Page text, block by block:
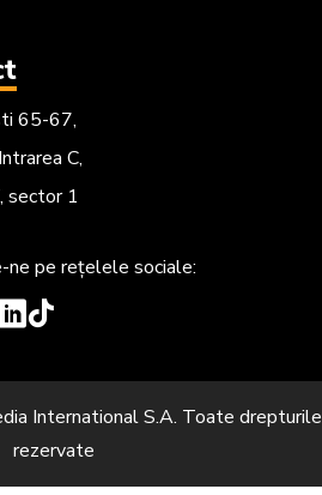
65-67,
C,
sector 1
ne pe rețelele sociale:
International S.A. Toate drepturile
rezervate